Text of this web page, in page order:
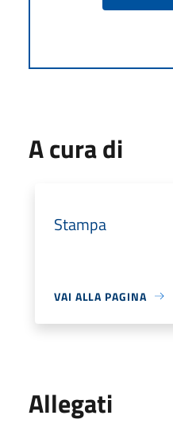
A cura di
Stampa
VAI ALLA PAGINA
Allegati